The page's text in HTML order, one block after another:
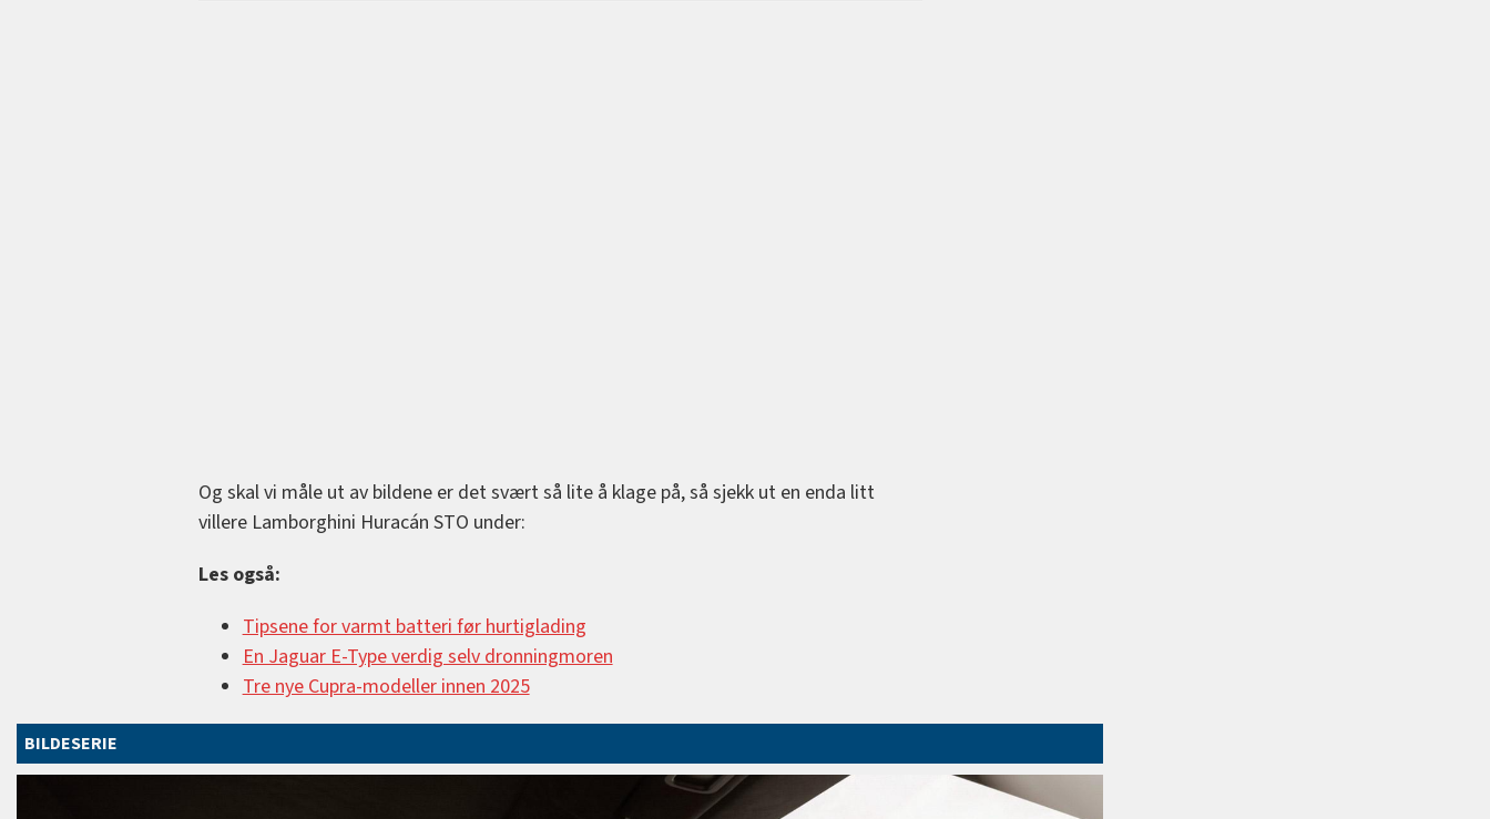
Og skal vi måle ut av bildene er det svært så lite å klage på, så sjekk ut en enda litt
villere Lamborghini Huracán STO under:
Les også:
Tipsene for varmt batteri før hurtiglading
En Jaguar E-Type verdig selv dronningmoren
Tre nye Cupra-modeller innen 2025
BILDESERIE